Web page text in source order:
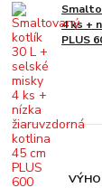
4 ks +
PLUS